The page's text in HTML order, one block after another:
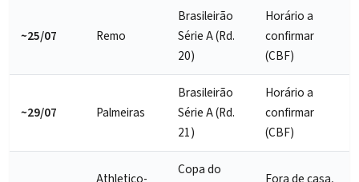
~25/07 Remo
Brasileirão
Série A (Rd.
20)
Horário a
confirmar
(CBF)
~29/07 Palmeiras
Brasileirão
Série A (Rd.
21)
Horário a
confirmar
(CBF)
Athletico-
Copa do
Fora de casa,